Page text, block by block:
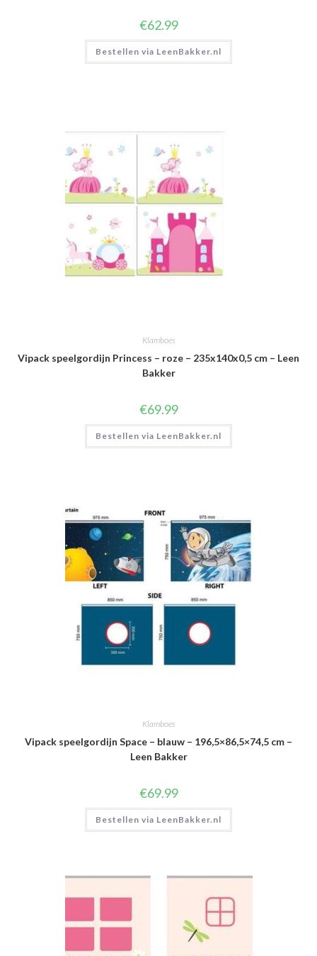
€62.99
Bestellen via LeenBakker.nl
Klamboes
Vipack speelgordijn Princess – roze – 235x140x0,5 cm – Leen
Bakker
€69.99
Bestellen via LeenBakker.nl
Klamboes
Vipack speelgordijn Space – blauw – 196,5×86,5×74,5 cm –
Leen Bakker
€69.99
Bestellen via LeenBakker.nl